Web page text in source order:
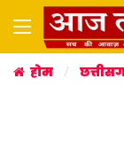
होम